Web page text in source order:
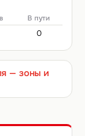
В пути
0
— зоны и